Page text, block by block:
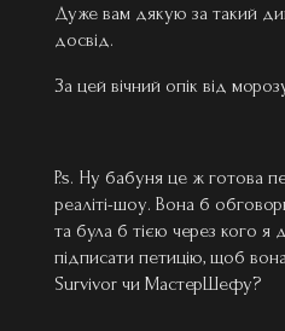
Дуже вам дякую за такий
досвід.
За цей вічний опік від
P.s. Ну бабуня це ж готова
реаліті-шоу. Вона б
та була б тією через кого
підписати петицію, щоб
Survivor чи МастерШефу?